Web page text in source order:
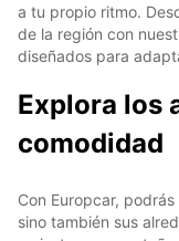
a tu propio ritmo.
de la región con
diseñados para
Explora los
comodidad
Con Europcar,
sino también sus